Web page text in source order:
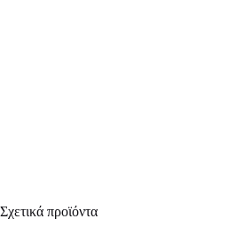
Σχετικά προϊόντα